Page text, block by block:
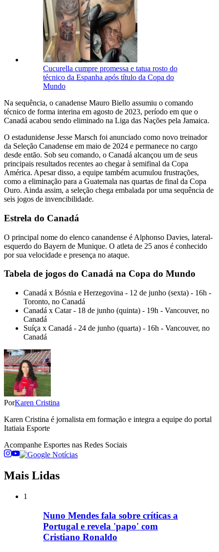
Cucurella cumpre promessa e tatua rosto do
técnico da Espanha após título da Copa do
Mundo
Na sequência, o canadense Mauro Biello assumiu o comando
técnico de forma interina em agosto de 2023, período em que o
Canadá acabou sendo eliminado na Liga das Nações pela Jamaica.
O estadunidense Jesse Marsch foi anunciado como novo treinador
da Seleção Canadense em maio de 2024 e permanece no cargo
desde então. Sob seu comando, o Canadá alcançou um de seus
principais resultados recentes ao chegar à semifinal da Copa
América. Apesar disso, a equipe também acumulou frustrações,
como a eliminação para a Guatemala nas quartas de final da Copa
Ouro. Ainda assim, a seleção chega embalada por uma sequência de
seis jogos de invencibilidade.
Estrela do Canadá
O principal nome do elenco canandense é Alphonso Davies, lateral-
esquerdo do Bayern de Munique. O atleta de 25 anos é conhecido
por sua velocidade e presença no ataque.
Tabela de jogos do Canadá na Copa do Mundo
Canadá x Bósnia e Herzegovina - 12 de junho (sexta) - 16h -
Toronto, no Canadá
Canadá x Catar - 18 de junho (quinta) - 19h - Vancouver, no
Canadá
Suíça x Canadá - 24 de junho (quarta) - 16h - Vancouver, no
Canadá
PorKaren Cristina
Karen Cristina é jornalista em formação e integra a equipe do portal
Itatiaia Esporte
Acompanhe Esportes nas Redes Sociais
Mais Lidas
1
Nuno Mendes fala sobre críticas a
Portugal e revela 'papo' com
Cristiano Ronaldo